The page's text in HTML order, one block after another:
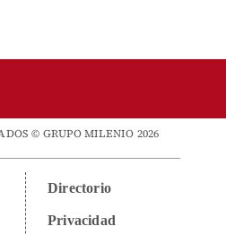
© GRUPO MILENIO 2026
Directorio
Privacidad